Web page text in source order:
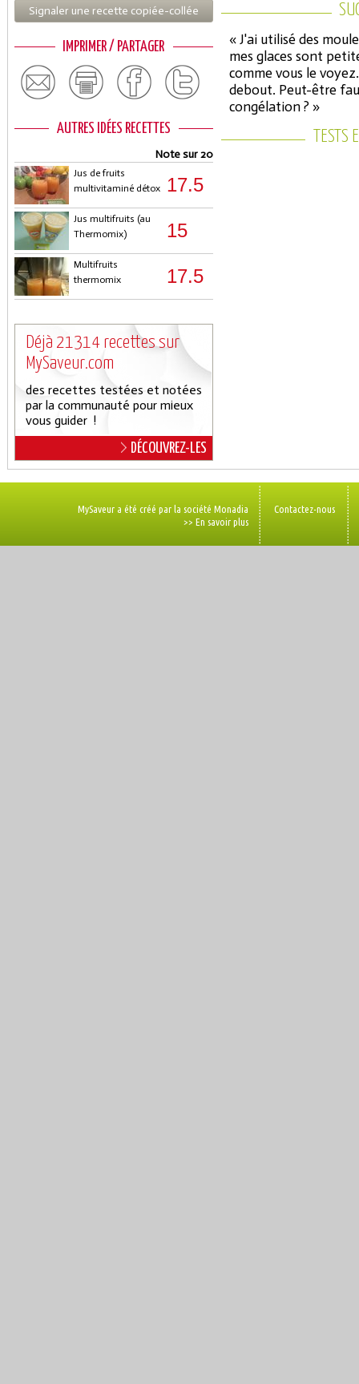
Signaler une recette copiée-collée
IMPRIMER / PARTAGER
AUTRES IDÉES RECETTES
Note sur 20
Jus de fruits
multivitaminé détox
17.5
Jus multifruits (au
Thermomix)
15
Multifruits
thermomix
17.5
Déjà 21314 recettes sur
MySaveur.com
des recettes testées et notées
par la communauté pour mieux
vous guider !
DÉCOUVREZ-LES
« J'ai utilisé des
mes glaces sont
comme vous le
debout. Peut-être
congélation ? »
MySaveur a été créé par la société Monadia
>> En savoir plus
Contactez-nous